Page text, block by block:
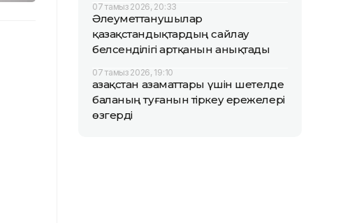
07 тамыз 2026, 20:33
Әлеуметтанушылар
қазақстандықтардың сайлау
белсенділігі артқанын анықтады
07 тамыз 2026, 19:10
Қазақстан азаматтары үшін шетелде
баланың туғанын тіркеу ережелері
өзгерді